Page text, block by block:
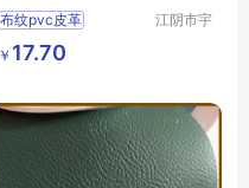
布纹pvc皮革
江阴市宇
￥ 17.70